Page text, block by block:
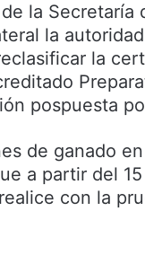
la Secretaría
la
la
pospuesta
de ganado
a partir del
con la